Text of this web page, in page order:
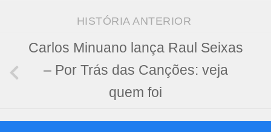
HISTÓRIA ANTERIOR
Carlos Minuano lança Raul Seixas
– Por Trás das Canções: veja
quem foi